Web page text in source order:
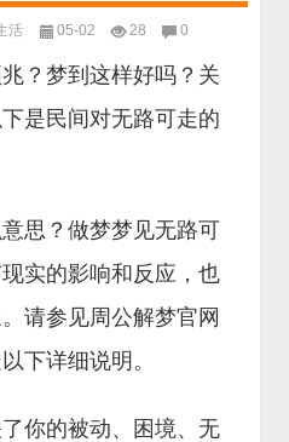
活 05-02 28 0
？梦到这样好吗？关
是民间对无路可走的
思？做梦梦见无路可
实的影响和反应，也
请参见周公解梦官网
下详细说明。
你的被动、困境、无